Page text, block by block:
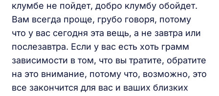
клумбе не пойдет, добро клумбу обойдет.
Вам всегда проще, грубо говоря, потому
что у вас сегодня эта вещь, а не завтра или
послезавтра. Если у вас есть хоть грамм
зависимости в том, что вы тратите, обратите
на это внимание, потому что, возможно, это
все закончится для вас и ваших близких